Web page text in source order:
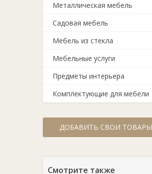
Металлическая мебель
Садовая мебель
Мебель из стекла
Мебельные услуги
Предметы интерьера
Комплектующие для мебели
ДОБАВИТЬ СВОИ ТОВАРЫ
Смотрите также